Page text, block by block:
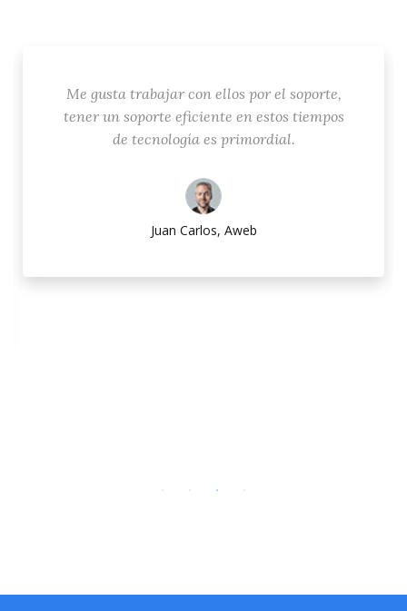
Me gusta trabajar con ellos por el soporte,
tener un soporte eficiente en estos tiempos
de tecnología es primordial.
Juan Carlos, Aweb